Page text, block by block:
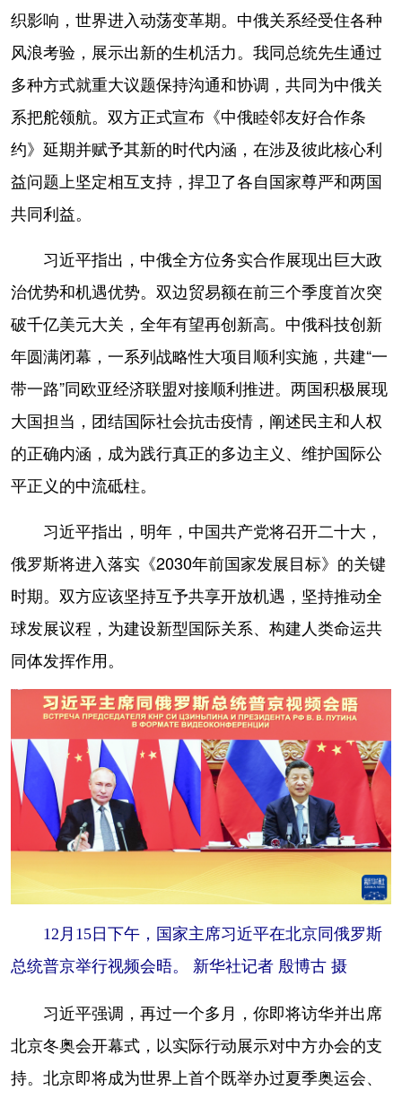
织影响，世界进入动荡变革期。中俄关系经受住各种
风浪考验，展示出新的生机活力。我同总统先生通过
多种方式就重大议题保持沟通和协调，共同为中俄关
系把舵领航。双方正式宣布《中俄睦邻友好合作条
约》延期并赋予其新的时代内涵，在涉及彼此核心利
益问题上坚定相互支持，捍卫了各自国家尊严和两国
共同利益。
习近平指出，中俄全方位务实合作展现出巨大政
治优势和机遇优势。双边贸易额在前三个季度首次突
破千亿美元大关，全年有望再创新高。中俄科技创新
年圆满闭幕，一系列战略性大项目顺利实施，共建“一
带一路”同欧亚经济联盟对接顺利推进。两国积极展现
大国担当，团结国际社会抗击疫情，阐述民主和人权
的正确内涵，成为践行真正的多边主义、维护国际公
平正义的中流砥柱。
习近平指出，明年，中国共产党将召开二十大，
俄罗斯将进入落实《2030年前国家发展目标》的关键
时期。双方应该坚持互予共享开放机遇，坚持推动全
球发展议程，为建设新型国际关系、构建人类命运共
同体发挥作用。
12月15日下午，国家主席习近平在北京同俄罗斯
总统普京举行视频会晤。 新华社记者 殷博古 摄
习近平强调，再过一个多月，你即将访华并出席
北京冬奥会开幕式，以实际行动展示对中方办会的支
持。北京即将成为世界上首个既举办过夏季奥运会、